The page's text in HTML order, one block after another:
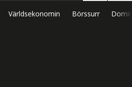
Världsekonomin Börssurr